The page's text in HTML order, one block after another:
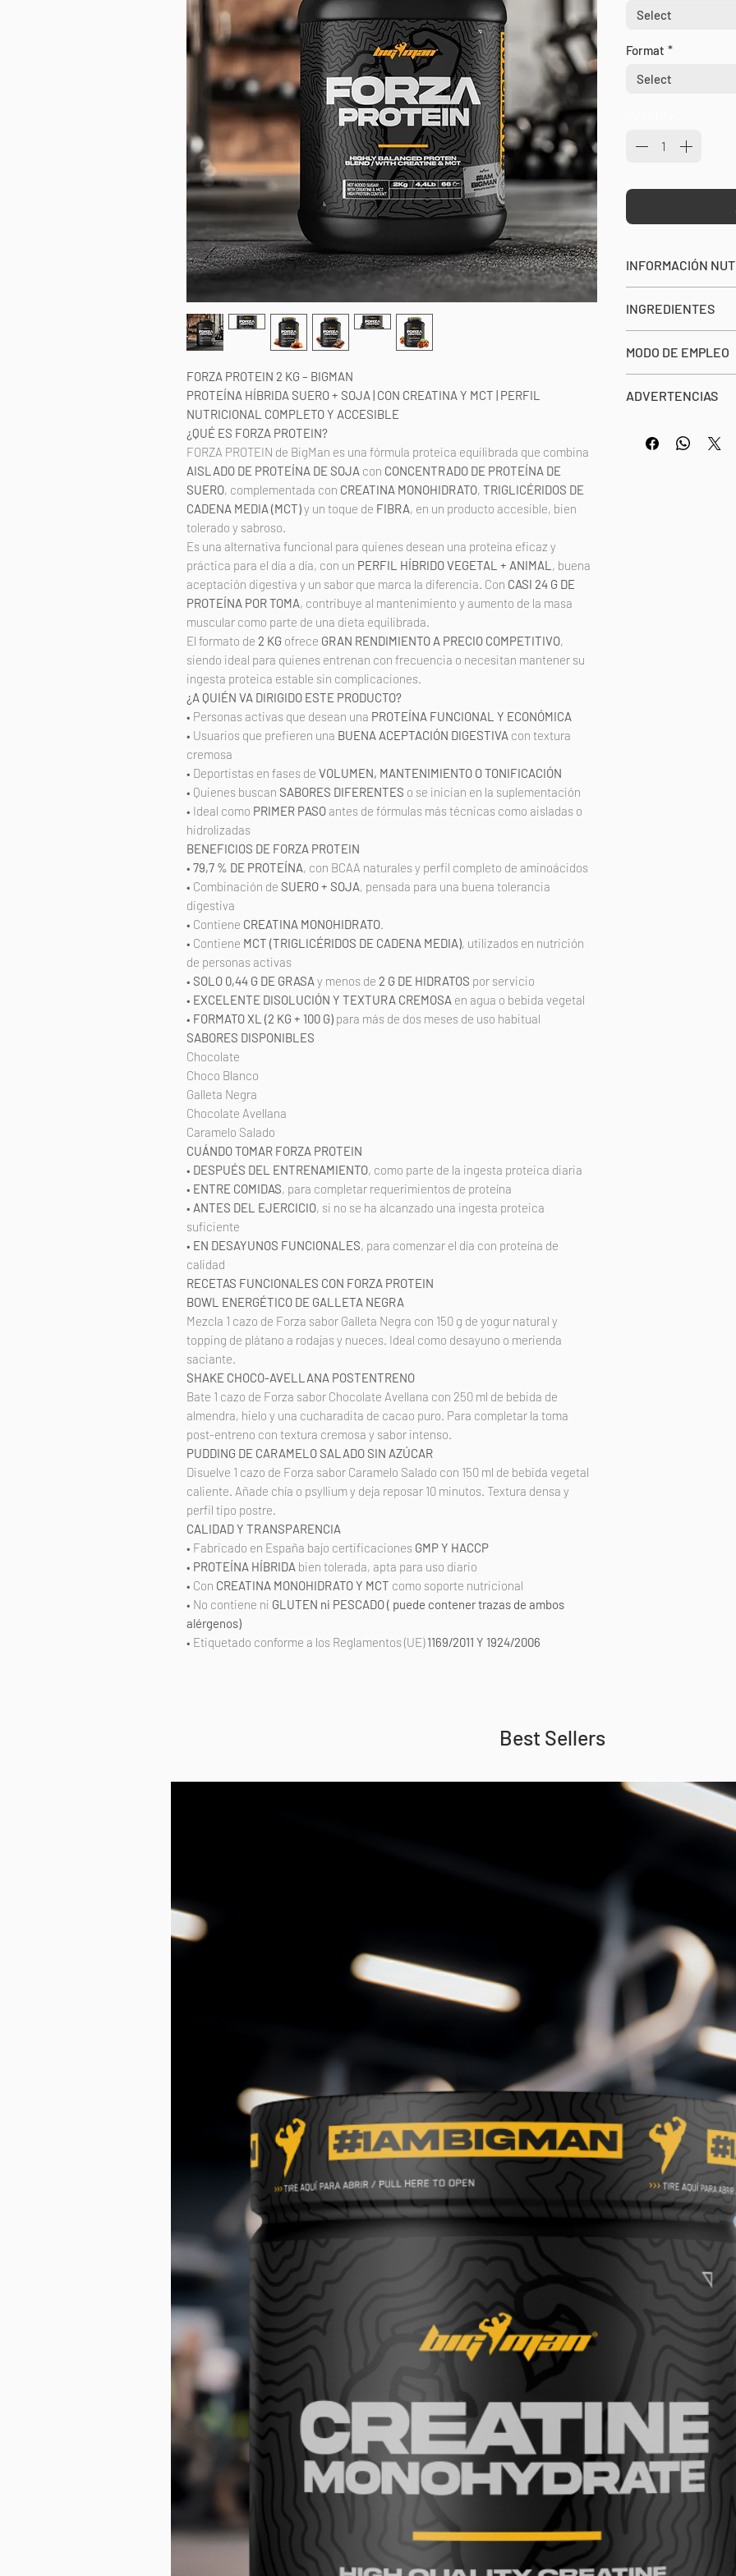
FORZA PROTEIN 2 KG – BIGMAN
PROTEÍNA HÍBRIDA SUERO + SOJA | CON CREATINA Y MCT | PERFIL
NUTRICIONAL COMPLETO Y ACCESIBLE
¿QUÉ ES FORZA PROTEIN?
FORZA PROTEIN de BigMan es una fórmula proteica equilibrada que combina
AISLADO DE PROTEÍNA DE SOJA con CONCENTRADO DE PROTEÍNA DE
SUERO, complementada con CREATINA MONOHIDRATO, TRIGLICÉRIDOS DE
CADENA MEDIA (MCT)y un toque de FIBRA, en un producto accesible, bien
tolerado y sabroso.
Es una alternativa funcional para quienes desean una proteína eficaz y
práctica para el día a día, con un PERFIL HÍBRIDO VEGETAL + ANIMAL , buena
aceptación digestiva y un sabor que marca la diferencia. Con CASI 24 G DE
PROTEÍNA POR TOMA, contribuye al mantenimiento y aumento de la masa
muscular como parte de una dieta equilibrada.
El formato de 2 KG ofrece GRAN RENDIMIENTO A PRECIO COMPETITIVO,
siendo ideal para quienes entrenan con frecuencia o necesitan mantener su
ingesta proteica estable sin complicaciones.
¿A QUIÉN VA DIRIGIDO ESTE PRODUCTO?
• Personas activas que desean una PROTEÍNA FUNCIONAL Y ECONÓMICA
• Usuarios que prefieren una BUENA ACEPTACIÓN DIGESTIVA con textura
cremosa
• Deportistas en fases de VOLUMEN, MANTENIMIENTO O TONIFICACIÓN
• Quienes buscan SABORES DIFERENTES o se inician en la suplementación
• Ideal como PRIMER PASO antes de fórmulas más técnicas como aisladas o
hidrolizadas
BENEFICIOS DE FORZA PROTEIN
• 79,7 % DE PROTEÍNA, con BCAA naturales y perfil completo de aminoácidos
• Combinación de SUERO + SOJA, pensada para una buena tolerancia
digestiva
• Contiene CREATINA MONOHIDRATO.
• Contiene MCT (TRIGLICÉRIDOS DE CADENA MEDIA), utilizados en nutrición
de personas activas
• SOLO 0,44 G DE GRASAy menos de 2 G DE HIDRATOS por servicio
• EXCELENTE DISOLUCIÓN Y TEXTURA CREMOSA en agua o bebida vegetal
• FORMATO XL (2 KG + 100 G) para más de dos meses de uso habitual
SABORES DISPONIBLES
Chocolate
Choco Blanco
Galleta Negra
Chocolate Avellana
Caramelo Salado
CUÁNDO TOMAR FORZA PROTEIN
• DESPUÉS DEL ENTRENAMIENTO, como parte de la ingesta proteica diaria
• ENTRE COMIDAS, para completar requerimientos de proteína
• ANTES DEL EJERCICIO, si no se ha alcanzado una ingesta proteica
suficiente
• EN DESAYUNOS FUNCIONALES, para comenzar el día con proteína de
calidad
RECETAS FUNCIONALES CON FORZA PROTEIN
BOWL ENERGÉTICO DE GALLETA NEGRA
Mezcla 1 cazo de Forza sabor Galleta Negra con 150 g de yogur natural y
topping de plátano a rodajas y nueces. Ideal como desayuno o merienda
saciante.
SHAKE CHOCO-AVELLANA POSTENTRENO
Bate 1 cazo de Forza sabor Chocolate Avellana con 250 ml de bebida de
almendra, hielo y una cucharadita de cacao puro. Para completar la toma
post-entreno con textura cremosa y sabor intenso.
PUDDING DE CARAMELO SALADO SIN AZÚCAR
Disuelve 1 cazo de Forza sabor Caramelo Salado con 150 ml de bebida vegetal
caliente. Añade chía o psyllium y deja reposar 10 minutos. Textura densa y
perfil tipo postre.
CALIDAD Y TRANSPARENCIA
• Fabricado en España bajo certificaciones GMP Y HACCP
• PROTEÍNA HÍBRIDA bien tolerada, apta para uso diario
• Con CREATINA MONOHIDRATO Y MCT como soporte nutricional
• No contiene ni GLUTEN ni PESCADO ( puede contener trazas de ambos
alérgenos)
• Etiquetado conforme a los Reglamentos (UE)1169/2011 Y 1924/2006
Select
Format *
Select
INFORMACIÓN
SERVICIOS POR
energético
Grasas
INGREDIENTES
proteína de suero
aroma (caramelo),
sodio, triglicéridos
Alérgenos:
MODO DE EMPLEO
justo después del
ADVERTENCIAS
Best Sellers